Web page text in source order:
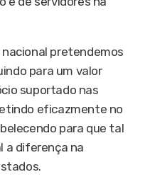
pretendemos
para um valor
suportado nas
eficazmente no
para que tal
a diferença na